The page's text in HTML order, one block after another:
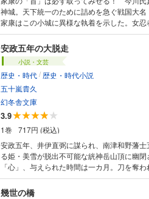
神城。天下統一のために詰めを急ぐ戦国大
家康はこの小城に異様な執着を示した。女
ていた父の牛之助が家康に切腹を命じられ
とを決めた。名も無き者の慟哭を描いた出色
安政五年の大脱走
小説・文芸
歴史・時代/ 歴史・時代小説
五十嵐貴久
幻冬舎文庫
3.9
1巻
717円 (税込)
安政五年、井伊直弼に謀られ、南津和野藩
る姫・美雪が脱出不可能な絖神岳山頂に幽
「心」、与えられた時間は一カ月。刀を奪
は、密かに穴を掘り始めたが、極限状態で
恋、友情、誇りが胸を熱くする、痛快！ 驚
幾世の橋